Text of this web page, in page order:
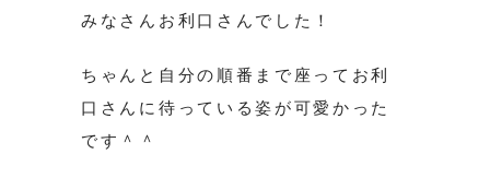
みなさんお利口さんでした！
ちゃんと自分の順番まで座ってお利
口さんに待っている姿が可愛かった
です＾＾